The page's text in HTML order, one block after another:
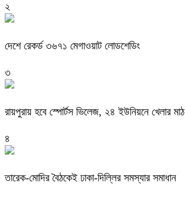
২
দেশে রেকর্ড ৩৬৭১ মেগাওয়াট লোডশেডিং
৩
রায়পুরায় হবে স্পোর্টস ভিলেজ, ২৪ ইউনিয়নে খেলার মাঠ
৪
তারেক-মোদির বৈঠকেই ঢাকা-দিল্লির সমস্যার সমাধান